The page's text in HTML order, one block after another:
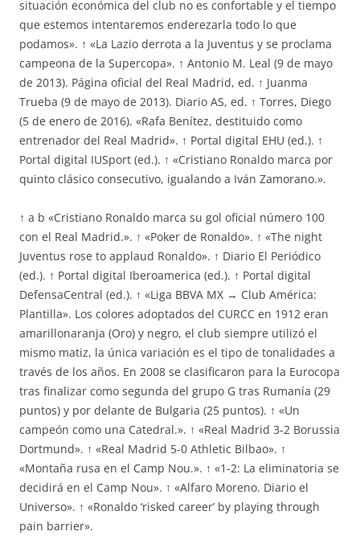
situación económica del club no es confortable y el tiempo
que estemos intentaremos enderezarla todo lo que
podamos». ↑ «La Lazio derrota a la Juventus y se proclama
campeona de la Supercopa». ↑ Antonio M. Leal (9 de mayo
de 2013). Página oficial del Real Madrid, ed. ↑ Juanma
Trueba (9 de mayo de 2013). Diario AS, ed. ↑ Torres, Diego
(5 de enero de 2016). «Rafa Benítez, destituido como
entrenador del Real Madrid». ↑ Portal digital EHU (ed.). ↑
Portal digital IUSport (ed.). ↑ «Cristiano Ronaldo marca por
quinto clásico consecutivo, igualando a Iván Zamorano.».
↑ a b «Cristiano Ronaldo marca su gol oficial número 100
con el Real Madrid.». ↑ «Poker de Ronaldo». ↑ «The night
Juventus rose to applaud Ronaldo». ↑ Diario El Periódico
(ed.). ↑ Portal digital Iberoamerica (ed.). ↑ Portal digital
DefensaCentral (ed.). ↑ «Liga BBVA MX → Club América:
Plantilla». Los colores adoptados del CURCC en 1912 eran
amarillonaranja (Oro) y negro, el club siempre utilizó el
mismo matiz, la única variación es el tipo de tonalidades a
través de los años. En 2008 se clasificaron para la Eurocopa
tras finalizar como segunda del grupo G tras Rumanía (29
puntos) y por delante de Bulgaria (25 puntos). ↑ «Un
campeón como una Catedral.». ↑ «Real Madrid 3-2 Borussia
Dortmund». ↑ «Real Madrid 5-0 Athletic Bilbao». ↑
«Montaña rusa en el Camp Nou.». ↑ «1-2: La eliminatoria se
decidirá en el Camp Nou». ↑ «Alfaro Moreno. Diario el
Universo». ↑ «Ronaldo ‘risked career’ by playing through
pain barrier».